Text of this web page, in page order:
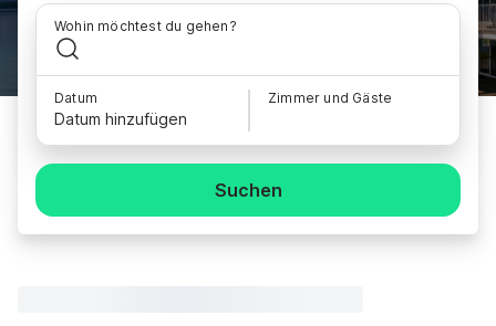
Wohin möchtest du gehen?
Datum
Datum hinzufügen
Zimmer und Gäste
Suchen